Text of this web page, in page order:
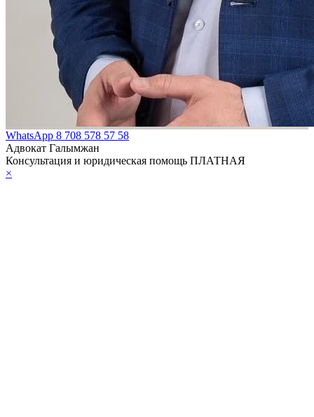
WhatsApp 8 708 578 57 58
Адвокат Галымжан
Консультация и юридическая помощь ПЛАТНАЯ
×